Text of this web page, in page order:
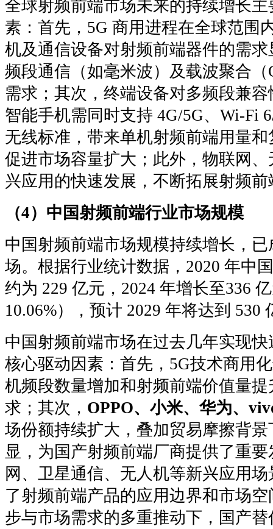
全球射频前端市场未来的持续增长
素：首先，5G 商用进程在全球范围
机及通信设备对射频前端器件的需
频段通信（如毫米波）及载波聚合
需求；其次，终端设备对多频段兼
智能手机需同时支持 4G/5G、Wi-Fi
无线标准，带来单机射频前端用量
促进市场容量扩大；此外，物联网
兴应用的快速发展，不断拓展射频
（4）中国射频前端行业市场规模
中国射频前端市场规模持续增长，
场。根据行业统计数据，2020 年中
约为 229 亿元，2024 年增长至336
10.06%），预计 2029 年将达到 530
中国射频前端市场在过去几年实现
核心驱动因素：首先，5G技术商用
机频段数量增加和射频前端价值量
求；其次， OPPO、小米、华为、
场份额持续扩大，叠加贸易摩擦背
显，为国产射频前端厂商提供了重
网、卫星通信、无人机等新兴应用
了射频前端产品的应用边界和市场
步与市场需求的多重推动下，国产